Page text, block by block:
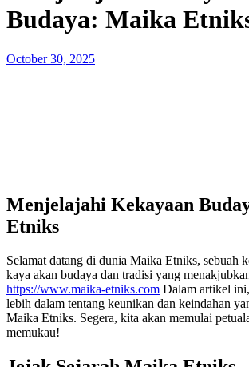
Budaya: Maika
Posted
October 30, 2025
Menjelajahi Kekayaan
Etniks
Selamat datang di dunia Maika Etniks, sebuah
kaya akan budaya dan tradisi yang
https://www.maika-etniks.com Dalam artikel
lebih dalam tentang keunikan dan keindahan
Maika Etniks. Segera, kita akan memulai
memukau!